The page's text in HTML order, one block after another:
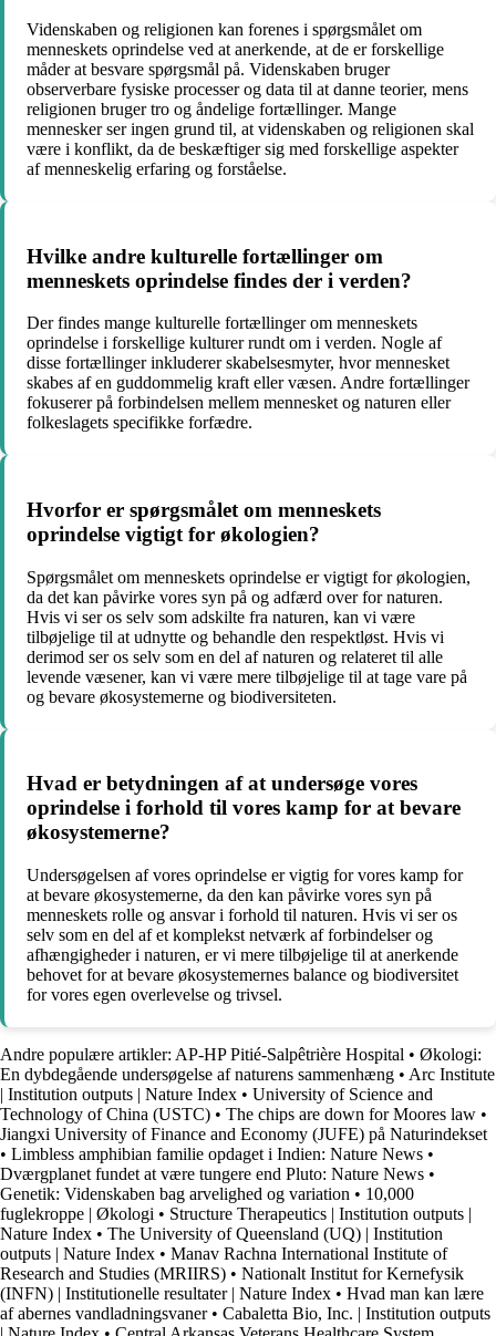
Videnskaben og religionen kan forenes i spørgsmålet om
menneskets oprindelse ved at anerkende, at de er forskellige
måder at besvare spørgsmål på. Videnskaben bruger
observerbare fysiske processer og data til at danne teorier, mens
religionen bruger tro og åndelige fortællinger. Mange
mennesker ser ingen grund til, at videnskaben og religionen skal
være i konflikt, da de beskæftiger sig med forskellige aspekter
af menneskelig erfaring og forståelse.
Hvilke andre kulturelle fortællinger om
menneskets oprindelse findes der i verden?
Der findes mange kulturelle fortællinger om menneskets
oprindelse i forskellige kulturer rundt om i verden. Nogle af
disse fortællinger inkluderer skabelsesmyter, hvor mennesket
skabes af en guddommelig kraft eller væsen. Andre fortællinger
fokuserer på forbindelsen mellem mennesket og naturen eller
folkeslagets specifikke forfædre.
Hvorfor er spørgsmålet om menneskets
oprindelse vigtigt for økologien?
Spørgsmålet om menneskets oprindelse er vigtigt for økologien,
da det kan påvirke vores syn på og adfærd over for naturen.
Hvis vi ser os selv som adskilte fra naturen, kan vi være
tilbøjelige til at udnytte og behandle den respektløst. Hvis vi
derimod ser os selv som en del af naturen og relateret til alle
levende væsener, kan vi være mere tilbøjelige til at tage vare på
og bevare økosystemerne og biodiversiteten.
Hvad er betydningen af ​​at undersøge vores
oprindelse i forhold til vores kamp for at bevare
økosystemerne?
Undersøgelsen af ​​vores oprindelse er vigtig for vores kamp for
at bevare økosystemerne, da den kan påvirke vores syn på
menneskets rolle og ansvar i forhold til naturen. Hvis vi ser os
selv som en del af et komplekst netværk af forbindelser og
afhængigheder i naturen, er vi mere tilbøjelige til at anerkende
behovet for at bevare økosystemernes balance og biodiversitet
for vores egen overlevelse og trivsel.
Andre populære artikler: AP-HP Pitié-Salpêtrière Hospital • Økologi:
En dybdegående undersøgelse af naturens sammenhæng • Arc Institute
| Institution outputs | Nature Index • University of Science and
Technology of China (USTC) • The chips are down for Moores law •
Jiangxi University of Finance and Economy (JUFE) på Naturindekset
• Limbless amphibian familie opdaget i Indien: Nature News •
Dværgplanet fundet at være tungere end Pluto: Nature News •
Genetik: Videnskaben bag arvelighed og variation • 10,000
fuglekroppe | Økologi • Structure Therapeutics | Institution outputs |
Nature Index • The University of Queensland (UQ) | Institution
outputs | Nature Index • Manav Rachna International Institute of
Research and Studies (MRIIRS) • Nationalt Institut for Kernefysik
(INFN) | Institutionelle resultater | Nature Index • Hvad man kan lære
af abernes vandladningsvaner• Cabaletta Bio, Inc. | Institution outputs